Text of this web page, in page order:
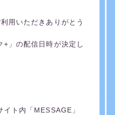
用いただきありがとう
+」の配信日時が決定し
ト内「MESSAGE」